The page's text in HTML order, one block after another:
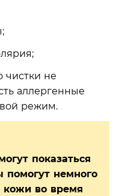
чистки не
аллергенные
режим.
показаться
немного
кожи во время